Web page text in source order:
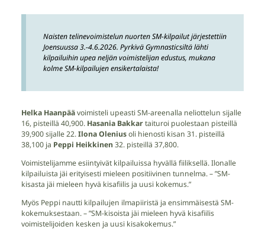
Naisten telinevoimistelun nuorten SM-kilpailut järjestettiin
Joensuussa 3.-4.6.2026. Pyrkivä Gymnasticsiltä lähti
kilpailuihin upea neljän voimistelijan edustus, mukana
kolme SM-kilpailujen ensikertalaista!
Helka Haanpäävoimisteli upeasti SM-areenalla neliottelun sijalle
16, pisteillä 40,900. Hasania Bakkartaituroi puolestaan pisteillä
39,900 sijalle 22.Ilona Oleniusoli hienosti kisan 31. pisteillä
38,100 ja Peppi Heikkinen32. pisteillä 37,800.
Voimistelijamme esiintyivät kilpailuissa hyvällä fiiliksellä. Ilonalle
kilpailuista jäi erityisesti mieleen positiivinen tunnelma. – ”SM-
kisasta jäi mieleen hyvä kisafiilis ja uusi kokemus.”
Myös Peppi nautti kilpailujen ilmapiiristä ja ensimmäisestä SM-
kokemuksestaan. – ”SM-kisoista jäi mieleen hyvä kisafiilis
voimistelijoiden kesken ja uusi kisakokemus.”